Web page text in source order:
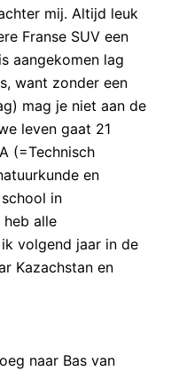
mij. Altijd leuk
Franse SUV een
aangekomen lag
want zonder een
mag je niet aan de
leven gaat 21
(=Technisch
en
in
heb alle
volgend jaar in de
Kazachstan en
naar Bas van